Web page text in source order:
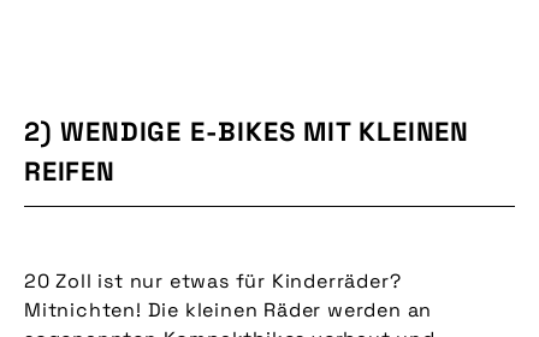
2) WENDIGE E-BIKES MIT KLEINEN
REIFEN
20 Zoll ist nur etwas für Kinderräder?
Mitnichten! Die kleinen Räder werden an